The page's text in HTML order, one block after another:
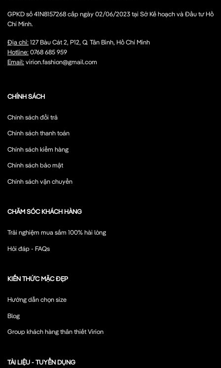
GPKD số 41N8157268 cấp ngày 02/06/2023 tại Sở Kế hoạch và Đầu tư Hồ
Chí Minh.
Địa chỉ:127 Bàu Cát 2, P12, Q. Tân Bình, Hồ Chí Minh
Hotline:0768 685 959
Email:virion.fashion@gmail.com
CHÍNH SÁCH
Chính sách đổi trả
Chính sách thanh toán
Chính sách kiểm hàng
Chính sách bảo mật
Chính sách vận chuyển
CHĂM SÓC KHÁCH HÀNG
Trải nghiệm mua sắm 100% hài lòng
Hỏi đáp - FAQs
KIẾN THỨC MẶC ĐẸP
Hướng dẫn chọn size
Blog
Group khách hàng thân thiết Virion
TÀI LIỆU - TUYỂN DỤNG